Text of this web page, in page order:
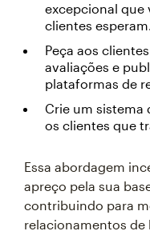
excepcional que
clientes
Peça aos
avaliações e
plataformas de
Crie um sistema
os clientes que
Essa abordagem
apreço pela sua
contribuindo para
relacionamentos